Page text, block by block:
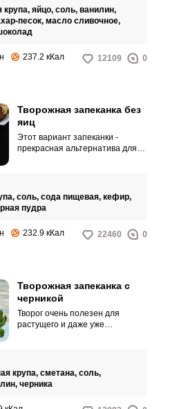
творожных слоёв десерта
разнообразят ваше
повседневное меню и создадут
на вашем столе праздник.
крупа, яйцо, соль, ванилин,
песок, масло сливочное,
237.2 кКал 12109 0
Творожная запеканка без
яиц
Этот вариант запеканки -
прекрасная альтернатива для
соды, гашенной кефиром, это
придаст воздушную
консистенцию готовому блюду.
соль, сода пищевая, кефир,
пудра
232.9 кКал 22460 0
Творожная запеканка с
черникой
Творог очень полезен для
растущего и даже уже
крупа, сметана, соль,
черника
Войдите
социальных сетей:
или